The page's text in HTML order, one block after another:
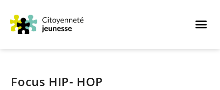
Focus HIP- HOP